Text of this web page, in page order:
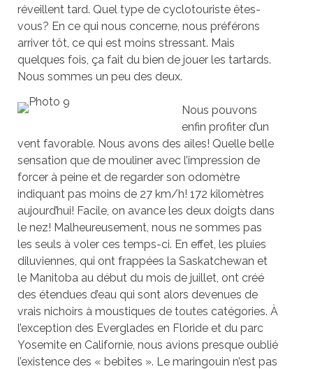
réveillent tard. Quel type de cyclotouriste êtes-
vous? En ce qui nous concerne, nous préférons
arriver tôt, ce qui est moins stressant. Mais
quelques fois, ça fait du bien de jouer les tartards.
Nous sommes un peu des deux.
Nous pouvons
enfin profiter d’un
vent favorable. Nous avons des ailes! Quelle belle
sensation que de mouliner avec l’impression de
forcer à peine et de regarder son odomètre
indiquant pas moins de 27 km/h! 172 kilomètres
aujourd’hui! Facile, on avance les deux doigts dans
le nez! Malheureusement, nous ne sommes pas
les seuls à voler ces temps-ci. En effet, les pluies
diluviennes, qui ont frappées la Saskatchewan et
le Manitoba au début du mois de juillet, ont créé
des étendues d’eau qui sont alors devenues de
vrais nichoirs à moustiques de toutes catégories. À
l’exception des Everglades en Floride et du parc
Yosemite en Californie, nous avions presque oublié
l’existence des « bebites ». Le maringouin n’est pas